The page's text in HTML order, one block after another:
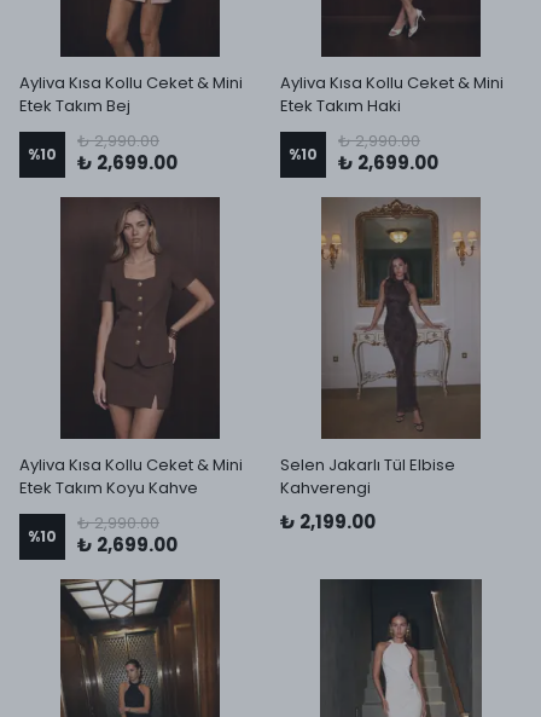
Ayliva Kısa Kollu Ceket & Mini
Etek Takım Bej
%10
₺ 2,990.00
₺ 2,699.00
Ayliva Kısa Kollu Ceket & Mini
Etek Takım Haki
%10
₺ 2,990.00
₺ 2,699.00
Ayliva Kısa Kollu Ceket & Mini
Etek Takım Koyu Kahve
%10
₺ 2,990.00
₺ 2,699.00
Selen Jakarlı Tül Elbise
Kahverengi
₺ 2,199.00